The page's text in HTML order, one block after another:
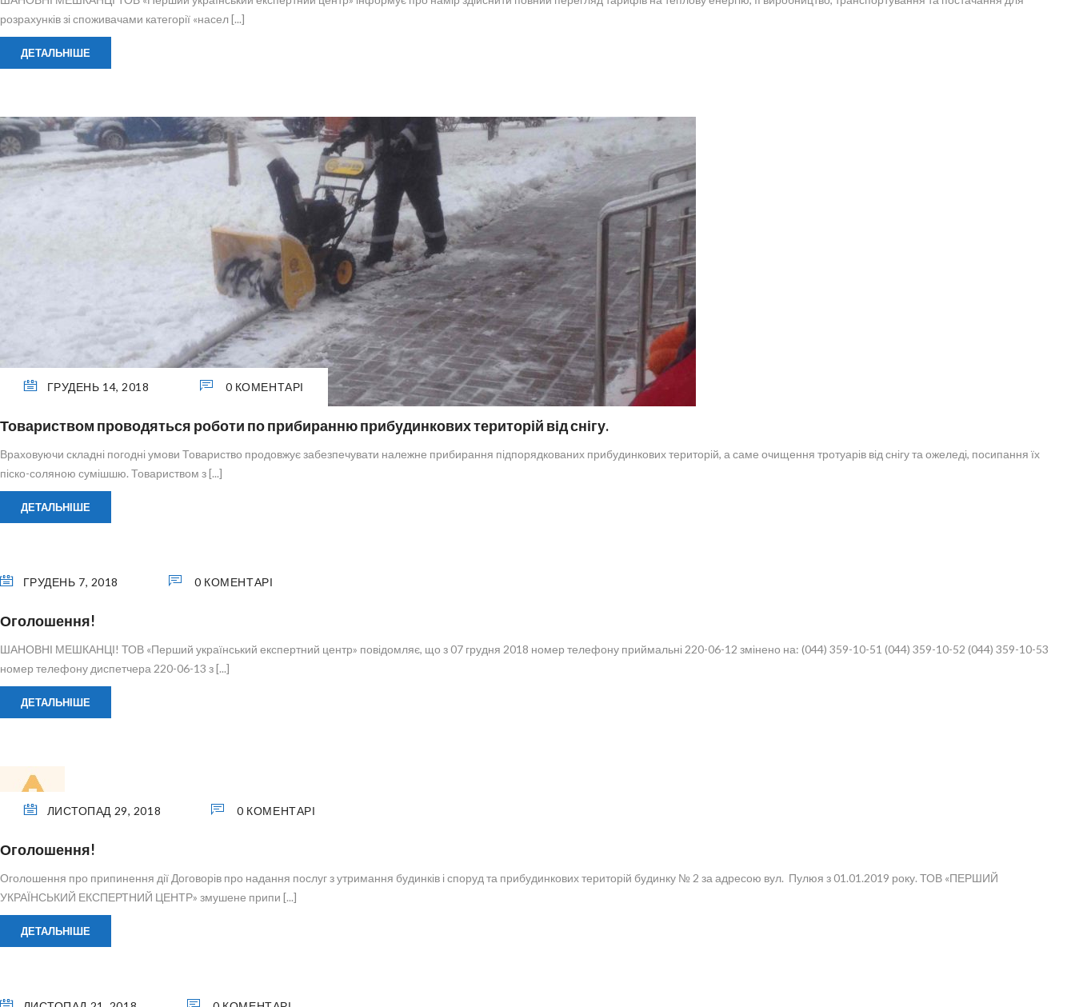
розрахунків зі споживачами категорії «насел [...]
ДЕТАЛЬНІШЕ
ГРУДЕНЬ 14, 2018 0 КОМЕНТАРІ
Товариством проводяться роботи по прибиранню прибудинкових територій від снігу.
Враховуючи складні погодні умови Товариство продовжує забезпечувати належне прибирання підпорядкованих прибудинкових територій, а саме очищення тротуарів від снігу та ожеледі, посипання їх
піско-соляною сумішшю. Товариством з [...]
ДЕТАЛЬНІШЕ
ГРУДЕНЬ 7, 2018 0 КОМЕНТАРІ
Оголошення!
ШАНОВНІ МЕШКАНЦІ! ТОВ «Перший український експертний центр» повідомляє, що з 07 грудня 2018 номер телефону приймальні 220-06-12 змінено на: (044) 359-10-51 (044) 359-10-52 (044) 359-10-53
номер телефону диспетчера 220-06-13 з [...]
ДЕТАЛЬНІШЕ
ЛИСТОПАД 29, 2018 0 КОМЕНТАРІ
Оголошення!
Оголошення про припинення дії Договорів про надання послуг з утримання будинків і споруд та прибудинкових територій будинку № 2 за адресою вул. Пулюя з 01.01.2019 року. ТОВ «ПЕРШИЙ
УКРАЇНСЬКИЙ ЕКСПЕРТНИЙ ЦЕНТР» змушене припи [...]
ДЕТАЛЬНІШЕ